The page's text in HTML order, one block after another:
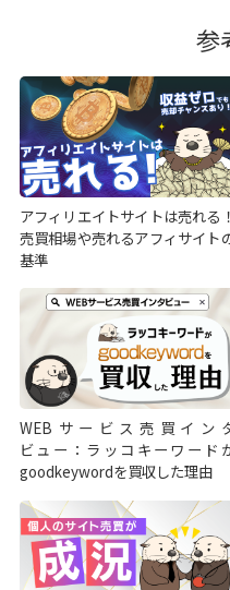
参
アフィリエイトサイトは売れる！
売買相場や売れるアフィサイト
基準
WEBサービス売買イン
ビュー：ラッコキーワード
goodkeywordを買収した理由